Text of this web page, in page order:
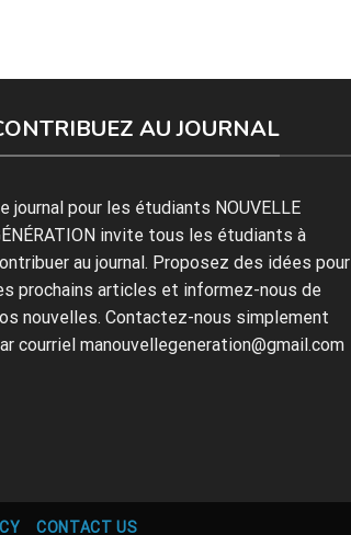
AU JOURNAL
journal pour les étudiants NOUVELLE
invite tous les étudiants à
au journal. Proposez des idées pour
prochains articles et informez-nous de
nouvelles. Contactez-nous simplement
courriel manouvellegeneration@gmail.com
CONTACT US